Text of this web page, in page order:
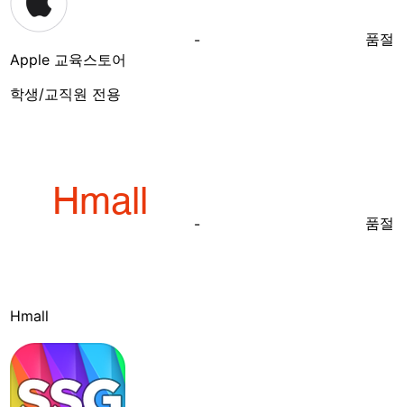
Apple 교육스토어
학생/교직원 전용
- 품절
Hmall
- 품절